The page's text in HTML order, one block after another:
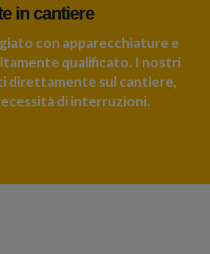
in cantiere
con apparecchiature e
qualificato. I nostri
direttamente sul cantiere,
di interruzioni.